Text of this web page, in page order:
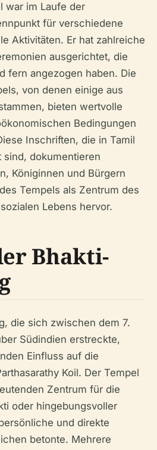
war im Laufe der
für verschiedene
Aktivitäten. Er hat zahlreiche
ausgerichtet, die
fern angezogen haben. Die
von denen einige aus
bieten wertvolle
Bedingungen
Inschriften, die in Tamil
sind, dokumentieren
Königinnen und Bürgern
Tempels als Zentrum des
Lebens hervor.
Bhakti-
die sich zwischen dem 7.
Südindien erstreckte,
Einfluss auf die
Koil. Der Tempel
Zentrum für die
oder hingebungsvoller
und direkte
betonte. Mehrere